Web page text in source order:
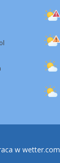
w wetter.com